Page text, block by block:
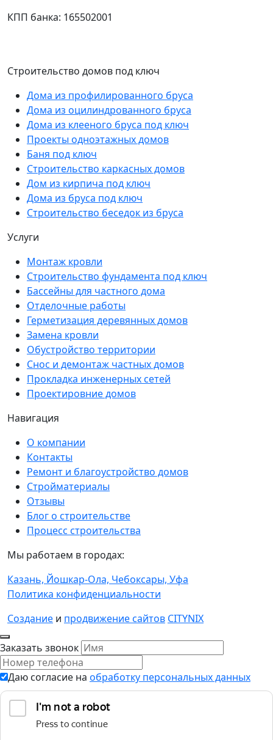
КПП банка: 165502001
Строительство домов под ключ
Дома из профилированного бруса
Дома из оцилиндрованного бруса
Дома из клееного бруса под ключ
Проекты одноэтажных домов
Баня под ключ
Строительство каркасных домов
Дом из кирпича под ключ
Дома из бруса под ключ
Строительство беседок из бруса
Услуги
Монтаж кровли
Строительство фундамента под ключ
Бассейны для частного дома
Отделочные работы
Герметизация деревянных домов
Замена кровли
Обустройство территории
Снос и демонтаж частных домов
Прокладка инженерных сетей
Проектировние домов
Навигация
О компании
Контакты
Ремонт и благоустройство домов
Стройматериалы
Отзывы
Блог о строительстве
Процесс строительства
Мы работаем в городах:
Казань, Йошкар-Ола, Чебоксары, Уфа
Политика конфиденциальности
Создание и продвижение сайтов CITYNIX
Заказать звонок
Даю согласие на обработку персональных данных